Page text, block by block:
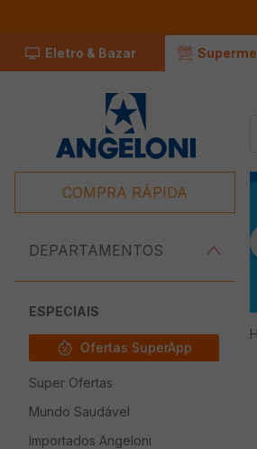
Eletro & Bazar
COMPRA RÁPIDA
DEPARTAMENTOS
ESPECIAIS
Ofertas SuperApp
Super Ofertas
Mundo Saudável
Importados Angeloni